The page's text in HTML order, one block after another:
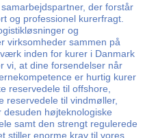
der forstår
og professionel kurerfragt.
og
virksomheder sammen på
inden for kurer i Danmark
vi, at dine forsendelser når
er hurtig kurer
reservedele til offshore,
reservedele til vindmøller,
højteknologiske
samt den strengt regulerede
stiller enorme krav til vores